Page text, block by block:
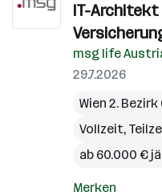
IT-Architekt
msg life
29.7.2026
Wien 2.
Vollzeit,
ab 60.000 €
Merken